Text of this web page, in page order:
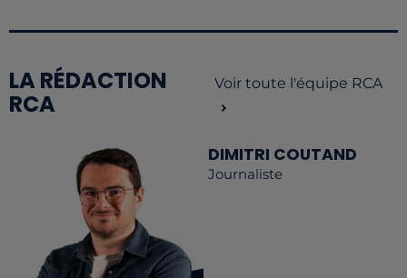
LA RÉDACTION
RCA
Voir toute l'équipe RCA
DIMITRI COUTAND
Journaliste